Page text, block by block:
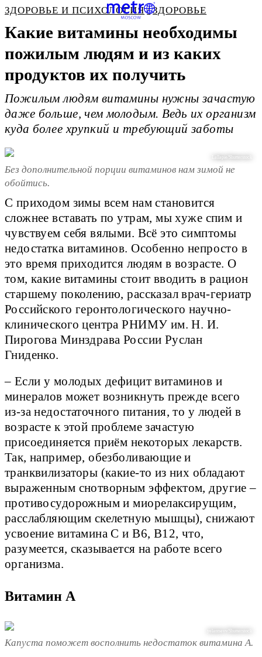
ЗДОРОВЬЕ И ПСИХОЛОГИЯ ЗДОРОВЬЕ
Какие витамины необходимы
пожилым людям и из каких
продуктов их получить
Пожилым людям витамины нужны зачастую
даже больше, чем молодым. Ведь их организм
куда более хрупкий и требующий заботы
Lallapie/Shutterstock
Без дополнительной порции витаминов нам зимой не
обойтись.
С приходом зимы всем нам становится
сложнее вставать по утрам, мы хуже спим и
чувствуем себя вялыми. Всё это симптомы
недостатка витаминов. Особенно непросто в
это время приходится людям в возрасте. О
том, какие витамины стоит вводить в рацион
старшему поколению, рассказал врач-гериатр
Российского геронтологического научно-
клинического центра РНИМУ им. Н. И.
Пирогова Минздрава России Руслан
Гниденко.
– Если у молодых дефицит витаминов и
минералов может возникнуть прежде всего
из-за недостаточного питания, то у людей в
возрасте к этой проблеме зачастую
присоединяется приём некоторых лекарств.
Так, например, обезболивающие и
транквилизаторы (какие-то из них обладают
выраженным снотворным эффектом, другие –
противосудорожным и миорелаксирущим,
расслабляющим скелетную мышцы), снижают
усвоение витамина С и В6, В12, что,
разумеется, сказывается на работе всего
организма.
Витамин А
yelantsevv/Shutterstock
Капуста поможет восполнить недостаток витамина А.